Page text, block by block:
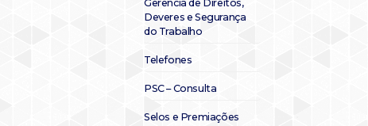
Gerencia de Direitos,
Deveres e Segurança
do Trabalho
Telefones
PSC – Consulta
Selos e Premiações